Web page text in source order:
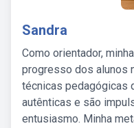
Sandra
Como orientador,
progresso dos alunos
técnicas pedagógicas
autênticas e são
entusiasmo. Minha